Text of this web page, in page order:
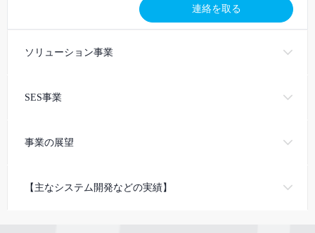
連絡を取る
ソリューション事業
SES事業
事業の展望
【主なシステム開発などの実績】